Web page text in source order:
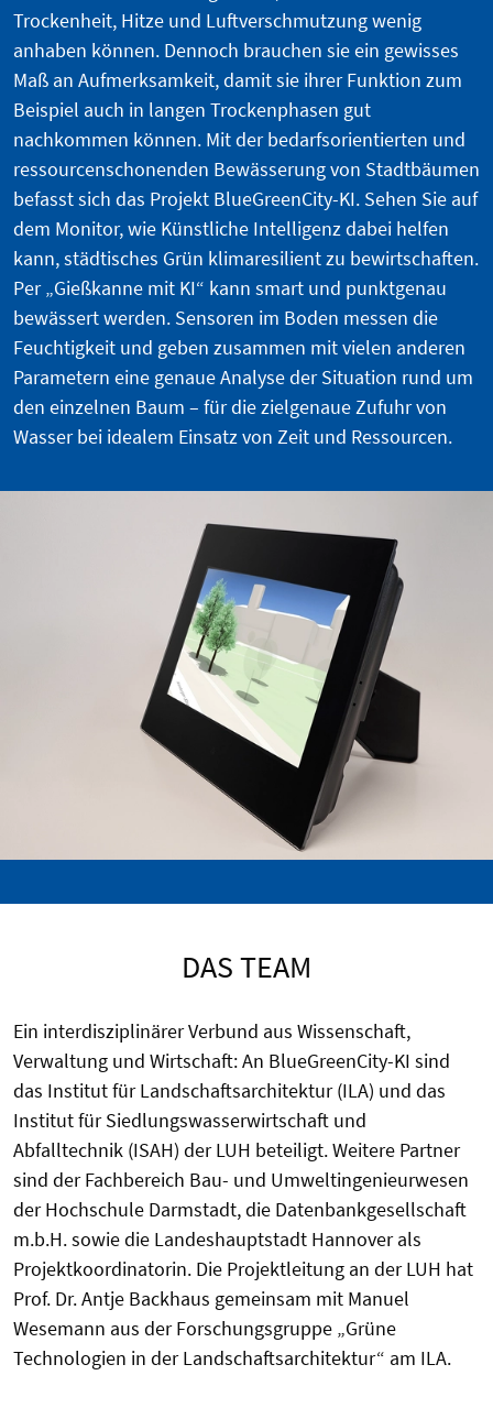
Trockenheit, Hitze und Luftverschmutzung wenig
anhaben können. Dennoch brauchen sie ein gewisses
Maß an Aufmerksamkeit, damit sie ihrer Funktion zum
Beispiel auch in langen Trockenphasen gut
nachkommen können. Mit der bedarfsorientierten und
ressourcenschonenden Bewässerung von Stadtbäumen
befasst sich das Projekt BlueGreenCity-KI. Sehen Sie auf
dem Monitor, wie Künstliche Intelligenz dabei helfen
kann, städtisches Grün klimaresilient zu bewirtschaften.
Per „Gießkanne mit KI“ kann smart und punktgenau
bewässert werden. Sensoren im Boden messen die
Feuchtigkeit und geben zusammen mit vielen anderen
Parametern eine genaue Analyse der Situation rund um
den einzelnen Baum – für die zielgenaue Zufuhr von
Wasser bei idealem Einsatz von Zeit und Ressourcen.
DAS TEAM
Ein interdisziplinärer Verbund aus Wissenschaft,
Verwaltung und Wirtschaft: An BlueGreenCity-KI sind
das Institut für Landschaftsarchitektur (ILA) und das
Institut für Siedlungswasserwirtschaft und
Abfalltechnik (ISAH) der LUH beteiligt. Weitere Partner
sind der Fachbereich Bau- und Umweltingenieurwesen
der Hochschule Darmstadt, die Datenbankgesellschaft
m.b.H. sowie die Landeshauptstadt Hannover als
Projektkoordinatorin. Die Projektleitung an der LUH hat
Prof. Dr. Antje Backhaus gemeinsam mit Manuel
Wesemann aus der Forschungsgruppe „Grüne
Technologien in der Landschaftsarchitektur“ am ILA.